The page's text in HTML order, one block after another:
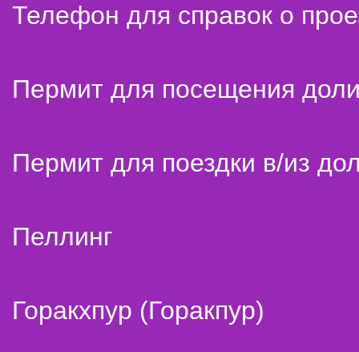
Телефон для справок о
Пермит для посещения
Пермит для поездки в/из
Пеллинг
Горакхпур (Горакпур)